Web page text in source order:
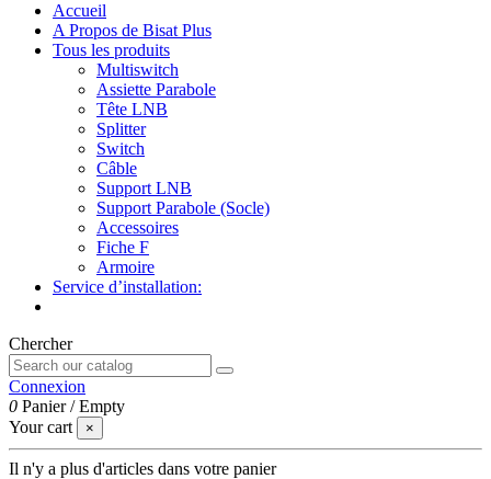
Accueil
A Propos de Bisat Plus
Tous les produits
Multiswitch
Assiette Parabole
Tête LNB
Splitter
Switch
Câble
Support LNB
Support Parabole (Socle)
Accessoires
Fiche F
Armoire
Service d’installation:
Chercher
Connexion
0 Panier /Empty
Your cart
×
Il n'y a plus d'articles dans votre panier